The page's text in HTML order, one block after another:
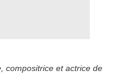
compositrice et actrice de